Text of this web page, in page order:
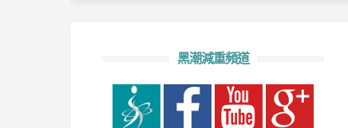
黑潮減重頻道